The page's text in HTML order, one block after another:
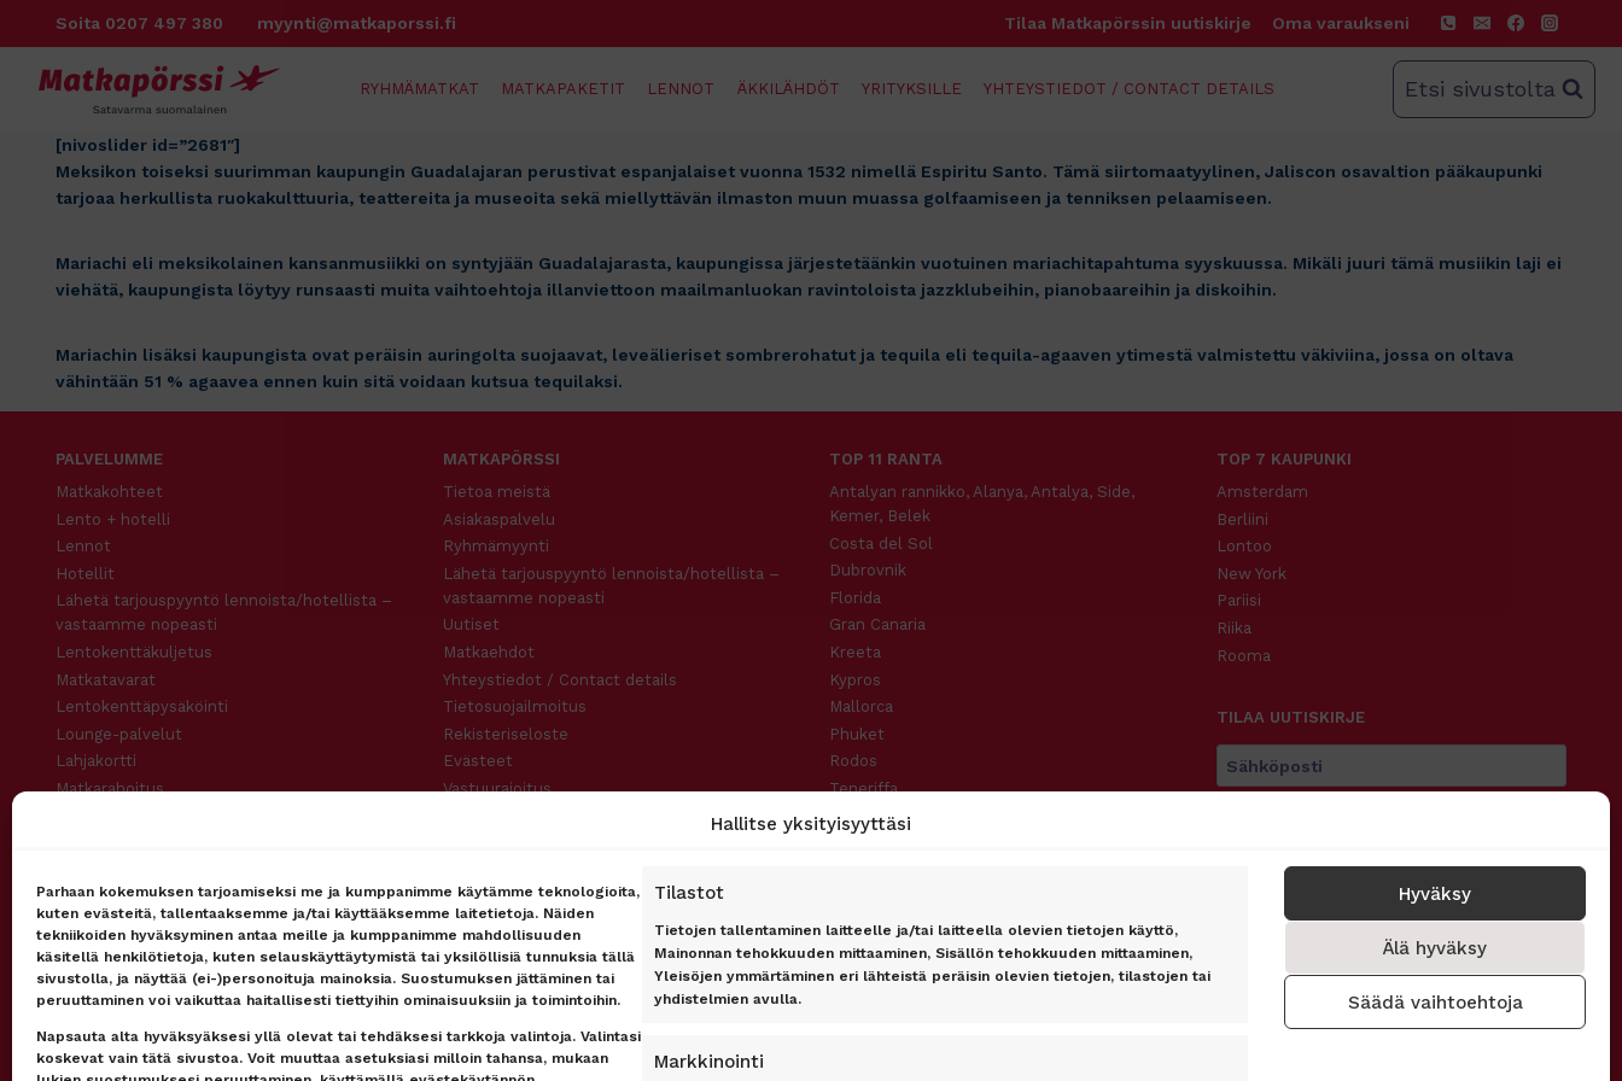
Hallitse yksityisyyttäsi
Parhaan kokemuksen tarjoamiseksi me ja kumppanimme käytämme teknologioita,
kuten evästeitä, tallentaaksemme ja/tai käyttääksemme laitetietoja. Näiden
tekniikoiden hyväksyminen antaa meille ja kumppanimme mahdollisuuden
käsitellä henkilötietoja, kuten selauskäyttäytymistä tai yksilöllisiä tunnuksia tällä
sivustolla, ja näyttää (ei-)personoituja mainoksia. Suostumuksen jättäminen tai
peruuttaminen voi vaikuttaa haitallisesti tiettyihin ominaisuuksiin ja toimintoihin.
Napsauta alta hyväksyäksesi yllä olevat tai tehdäksesi tarkkoja valintoja. Valintasi
koskevat vain tätä sivustoa. Voit muuttaa asetuksiasi milloin tahansa, mukaan
Tilastot
Tietojen tallentaminen laitteelle ja/tai laitteella olevien tietojen käyttö,
Mainonnan tehokkuuden mittaaminen, Sisällön tehokkuuden mittaaminen,
Yleisöjen ymmärtäminen eri lähteistä peräisin olevien tietojen, tilastojen tai
yhdistelmien avulla.
Markkinointi
Hyväksy
Älä hyväksy
Säädä vaihtoehtoja
Soita 0207 497 380 myynti@matkaporssi.fi Tilaa Matkapörssin uutiskirje Oma varaukseni
RYHMÄMATKAT MATKAPAKETIT LENNOT ÄKKILÄHDÖT YRITYKSILLE YHTEYSTIEDOT / CONTACT DETAILS Etsi sivustolta
[nivoslider id=”2681″]
Meksikon toiseksi suurimman kaupungin Guadalajaran perustivat espanjalaiset vuonna 1532 nimellä Espiritu Santo. Tämä siirtomaatyylinen, Jaliscon osavaltion pääkaupunki
tarjoaa herkullista ruokakulttuuria, teattereita ja museoita sekä miellyttävän ilmaston muun muassa golfaamiseen ja tenniksen pelaamiseen.
Mariachi eli meksikolainen kansanmusiikki on syntyjään Guadalajarasta, kaupungissa järjestetäänkin vuotuinen mariachitapahtuma syyskuussa. Mikäli juuri tämä musiikin laji ei
viehätä, kaupungista löytyy runsaasti muita vaihtoehtoja illanviettoon maailmanluokan ravintoloista jazzklubeihin, pianobaareihin ja diskoihin.
Mariachin lisäksi kaupungista ovat peräisin auringolta suojaavat, leveälieriset sombrerohatut ja tequila eli tequila-agaaven ytimestä valmistettu väkiviina, jossa on oltava
vähintään 51 % agaavea ennen kuin sitä voidaan kutsua tequilaksi.
PALVELUMME
Matkakohteet
Lento + hotelli
Lennot
Hotellit
Lähetä tarjouspyyntö lennoista/hotellista –
vastaamme nopeasti
Lentokenttäkuljetus
Matkatavarat
Lentokenttäpysäköinti
Lounge-palvelut
Lahjakortti
Matkarahoitus
MATKAPÖRSSI
Tietoa meistä
Asiakaspalvelu
Ryhmämyynti
Lähetä tarjouspyyntö lennoista/hotellista –
vastaamme nopeasti
Uutiset
Matkaehdot
Yhteystiedot / Contact details
Tietosuojailmoitus
Rekisteriseloste
Evästeet
Vastuurajoitus
TOP 11 RANTA
Antalyan rannikko, Alanya, Antalya, Side,
Kemer, Belek
Costa del Sol
Dubrovnik
Florida
Gran Canaria
Kreeta
Kypros
Mallorca
Phuket
Rodos
Teneriffa
TOP 7 KAUPUNKI
Amsterdam
Berliini
Lontoo
New York
Pariisi
Riika
Rooma
TILAA UUTISKIRJE
Pidetty 162+asiakkaan toimesta